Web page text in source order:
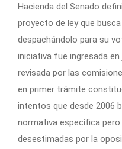
Hacienda del Senado
proyecto de ley que
despachándolo para su
iniciativa fue ingresada
revisada por las
en primer trámite
intentos que desde 2006
normativa específica
desestimadas por la